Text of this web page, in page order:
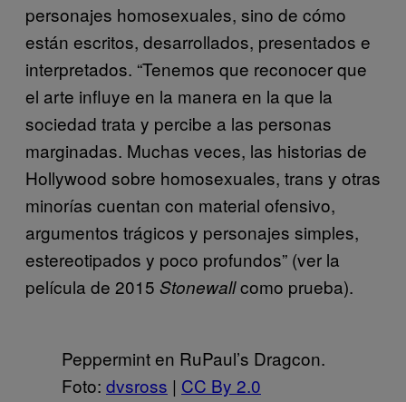
personajes homosexuales, sino de cómo
están escritos, desarrollados, presentados e
interpretados. “Tenemos que reconocer que
el arte influye en la manera en la que la
sociedad trata y percibe a las personas
marginadas. Muchas veces, las historias de
Hollywood sobre homosexuales, trans y otras
minorías cuentan con material ofensivo,
argumentos trágicos y personajes simples,
estereotipados y poco profundos” (ver la
película de 2015 Stonewallcomo prueba).
Peppermint en RuPaul’s Dragcon.
Foto: dvsross | CC By 2.0